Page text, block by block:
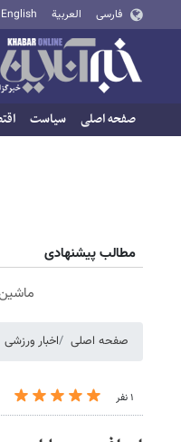
فارسی العربية English
صفحه اصلی سیاست
مطالب پیشنهادی
صفحه اصلی اخبار ورزشی
۱ نفر